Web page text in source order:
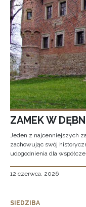
ZAMEK W
Jeden z najcenniejszych
zachowując swój
udogodnienia dla
12 czerwca, 2026
SIEDZIBA